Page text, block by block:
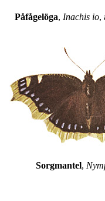
Påfågelöga, Inachis io,
Sorgmantel,